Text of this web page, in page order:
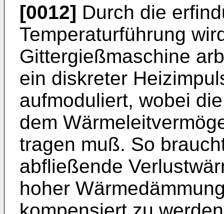
[0012] Durch die
Temperaturführung
Gittergießmaschine
ein diskreter
aufmoduliert, wobei
dem
tragen muß. So
abfließende
hoher